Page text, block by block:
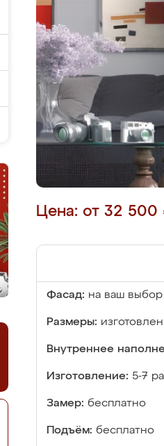
Цена: от 32 500
Фасад: на ваш
Размеры:
Внутреннее
Изготовление: 5-7
Замер: бесплатно
Подъём: бесплатно